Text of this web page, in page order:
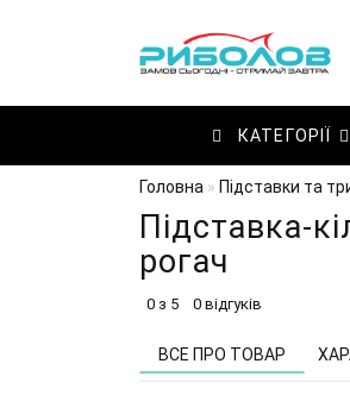
КАТЕГОРІЇ
Головна Підставки та
Підставка-
рогач
0 з 5 0 відгуків
ВСЕ ПРО ТОВАР